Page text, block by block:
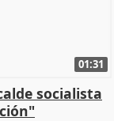
01:31
socialista